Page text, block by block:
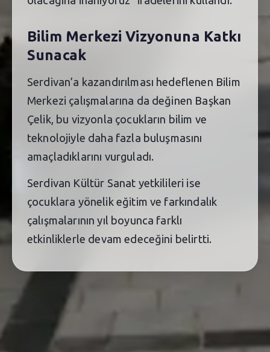
Bilim Merkezi Vizyonuna Katkı
Sunacak
Serdivan’a kazandırılması hedeflenen Bilim
Merkezi çalışmalarına da değinen Başkan
Çelik, bu vizyonla çocukların bilim ve
teknolojiyle daha fazla buluşmasını
amaçladıklarını vurguladı.
Serdivan Kültür Sanat yetkilileri ise
çocuklara yönelik eğitim ve farkındalık
çalışmalarının yıl boyunca farklı
etkinliklerle devam edeceğini belirtti.